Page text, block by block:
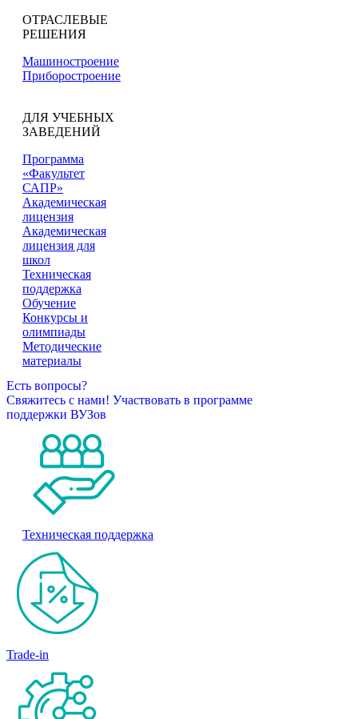
ОТРАСЛЕВЫЕ
РЕШЕНИЯ
Машиностроение
Приборостроение
ДЛЯ УЧЕБНЫХ
ЗАВЕДЕНИЙ
Программа
«Факультет
САПР»
Академическая
лицензия
Академическая
лицензия для
школ
Техническая
поддержка
Обучение
Конкурсы и
олимпиады
Методические
материалы
Есть вопросы?
Свяжитесь с нами! Участвовать в программе
поддержки ВУЗов
Техническая поддержка
Trade-in